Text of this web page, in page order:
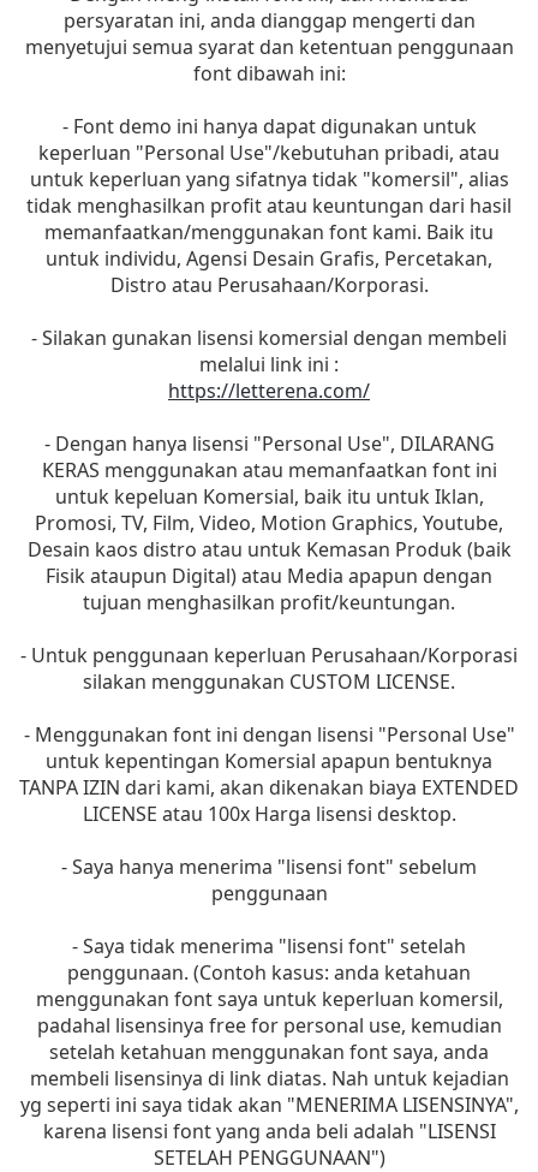
persyaratan ini, anda dianggap mengerti dan
menyetujui semua syarat dan ketentuan penggunaan
font dibawah ini:
- Font demo ini hanya dapat digunakan untuk
keperluan "Personal Use"/kebutuhan pribadi, atau
untuk keperluan yang sifatnya tidak "komersil", alias
tidak menghasilkan profit atau keuntungan dari hasil
memanfaatkan/menggunakan font kami. Baik itu
untuk individu, Agensi Desain Grafis, Percetakan,
Distro atau Perusahaan/Korporasi.
- Silakan gunakan lisensi komersial dengan membeli
melalui link ini :
https://letterena.com/
- Dengan hanya lisensi "Personal Use", DILARANG
KERAS menggunakan atau memanfaatkan font ini
untuk kepeluan Komersial, baik itu untuk Iklan,
Promosi, TV, Film, Video, Motion Graphics, Youtube,
Desain kaos distro atau untuk Kemasan Produk (baik
Fisik ataupun Digital) atau Media apapun dengan
tujuan menghasilkan profit/keuntungan.
- Untuk penggunaan keperluan Perusahaan/Korporasi
silakan menggunakan CUSTOM LICENSE.
- Menggunakan font ini dengan lisensi "Personal Use"
untuk kepentingan Komersial apapun bentuknya
TANPA IZIN dari kami, akan dikenakan biaya EXTENDED
LICENSE atau 100x Harga lisensi desktop.
- Saya hanya menerima "lisensi font" sebelum
penggunaan
- Saya tidak menerima "lisensi font" setelah
penggunaan. (Contoh kasus: anda ketahuan
menggunakan font saya untuk keperluan komersil,
padahal lisensinya free for personal use, kemudian
setelah ketahuan menggunakan font saya, anda
membeli lisensinya di link diatas. Nah untuk kejadian
yg seperti ini saya tidak akan "MENERIMA LISENSINYA",
karena lisensi font yang anda beli adalah "LISENSI
SETELAH PENGGUNAAN")